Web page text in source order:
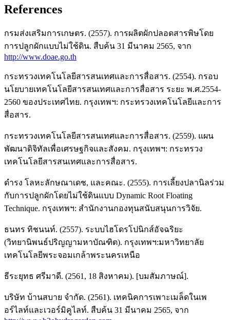
References
กรมส่งเสริมการเกษตร. (2557). การผลิตผักปลอดสารพิษโดย
การปลูกผักแบบไม่ใช้ดิน. สืบค้น 31 มีนาคม 2565, จาก
http://www.doae.go.th
กระทรวงเทคโนโลยีสารสนเทศและการสื่อสาร. (2554). กรอบ
นโยบายเทคโนโลยีสารสนเทศและการสื่อสาร ระยะ พ.ศ.2554-
2560 ของประเทศไทย. กรุงเทพฯ: กระทรวงเทคโนโลยีและการ
สื่อสาร.
กระทรวงเทคโนโลยีสารสนเทศและการสื่อสาร. (2559). แผน
พัฒนาดิจิทัลเพื่อเศรษฐกิจและสังคม. กรุงเทพฯ: กระทรวง
เทคโนโลยีสารสนเทศและการสื่อสาร.
ดำรง โลหะลักษณาเดช, และคณะ. (2555). การเลี้ยงปลานิลร่วม
กับการปลูกผักโดยไม่ใช้ดินแบบ Dynamic Root Floating
Technique. กรุงเทพฯ: สำนักงานกองทุนสนับสนุนการวิจัย.
ธนทร ทิชนนท์. (2557). ระบบไฮโดรโปนิกส์อัจฉริยะ
(วิทยานิพนธ์ปริญญามหาบัณฑิต). กรุงเทพฯ:มหาวิทยาลัย
เทคโนโลยีพระจอมเกล้าพระนครเหนือ
ธีระยุทธ ศรีมาดี. (2561, 18 สิงหาคม). [บมสัมภาษณ์].
บริษัท บ้านสบาย จำกัด. (2561). เทคนิคการเพาะเมล็ดในเพ
อร์ไลท์และเวอร์มิคูไลท์. สืบค้น 31 มีนาคม 2565, จาก